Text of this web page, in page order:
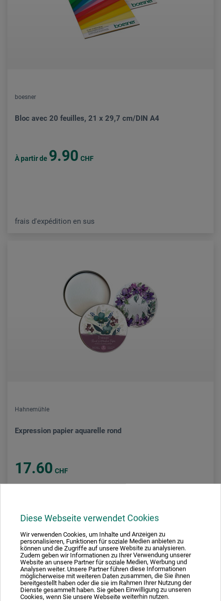
Diese Webseite verwendet Cookies
Wir verwenden Cookies, um Inhalte und Anzeigen zu
personalisieren, Funktionen für soziale Medien anbieten zu
können und die Zugriffe auf unsere Website zu analysieren.
Zudem geben wir Informationen zu Ihrer Verwendung unserer
Website an unsere Partner für soziale Medien, Werbung und
Analysen weiter. Unsere Partner führen diese Informationen
möglicherweise mit weiteren Daten zusammen, die Sie ihnen
bereitgestellt haben oder die sie im Rahmen Ihrer Nutzung der
Dienste gesammelt haben. Sie geben Einwilligung zu unseren
Cookies, wenn Sie unsere Webseite weiterhin nutzen.
boesner
Bloc avec 20 feuilles, 21 x 29,7 cm/DIN A4
À partir de 9.90 CHF
frais d'expédition en sus
Hahnemühle
Expression papier aquarelle rond
17.60 CHF
frais d'expédition en sus